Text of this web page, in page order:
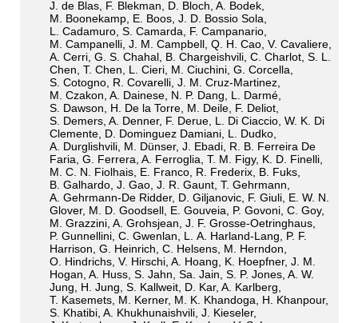
J. de Blas, F. Blekman, D. Bloch, A. Bodek,
M. Boonekamp, E. Boos, J. D. Bossio Sola,
L. Cadamuro, S. Camarda, F. Campanario,
M. Campanelli, J. M. Campbell, Q. H. Cao, V. Cavaliere,
A. Cerri, G. S. Chahal, B. Chargeishvili, C. Charlot, S. L.
Chen, T. Chen, L. Cieri, M. Ciuchini, G. Corcella,
S. Cotogno, R. Covarelli, J. M. Cruz-Martinez,
M. Czakon, A. Dainese, N. P. Dang, L. Darmé,
S. Dawson, H. De la Torre, M. Deile, F. Deliot,
S. Demers, A. Denner, F. Derue, L. Di Ciaccio, W. K. Di
Clemente, D. Dominguez Damiani, L. Dudko,
A. Durglishvili, M. Dünser, J. Ebadi, R. B. Ferreira De
Faria, G. Ferrera, A. Ferroglia, T. M. Figy, K. D. Finelli,
M. C. N. Fiolhais, E. Franco, R. Frederix, B. Fuks,
B. Galhardo, J. Gao, J. R. Gaunt, T. Gehrmann,
A. Gehrmann-De Ridder, D. Giljanovic, F. Giuli, E. W. N.
Glover, M. D. Goodsell, E. Gouveia, P. Govoni, C. Goy,
M. Grazzini, A. Grohsjean, J. F. Grosse-Oetringhaus,
P. Gunnellini, C. Gwenlan, L. A. Harland-Lang, P. F.
Harrison, G. Heinrich, C. Helsens, M. Herndon,
O. Hindrichs, V. Hirschi, A. Hoang, K. Hoepfner, J. M.
Hogan, A. Huss, S. Jahn, Sa. Jain, S. P. Jones, A. W.
Jung, H. Jung, S. Kallweit, D. Kar, A. Karlberg,
T. Kasemets, M. Kerner, M. K. Khandoga, H. Khanpour,
S. Khatibi, A. Khukhunaishvili, J. Kieseler,